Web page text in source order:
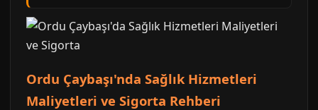
Ordu Çaybaşı'nda Sağlık Hizmetleri
Maliyetleri ve Sigorta Rehberi